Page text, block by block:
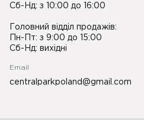
Сб-Нд: з 10:00 до 16:00
Головний відділ продажів:
Пн-Пт: з 9:00 до 15:00
Сб-Нд: вихідні
Email
centralparkpoland@gmail.com